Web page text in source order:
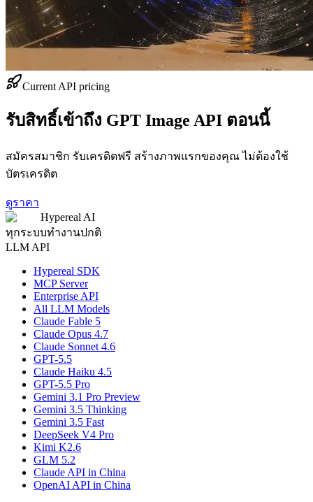
Current API pricing
รับสิทธิ์เข้าถึง GPT Image API ตอนนี้
สมัครสมาชิก รับเครดิตฟรี สร้างภาพแรกของคุณ ไม่ต้องใช้
บัตรเครดิต
ดูราคา
Hypereal AI
ทุกระบบทำงานปกติ
LLM API
Hypereal SDK
MCP Server
Enterprise API
All LLM Models
Claude Fable 5
Claude Opus 4.7
Claude Sonnet 4.6
GPT-5.5
Claude Haiku 4.5
GPT-5.5 Pro
Gemini 3.1 Pro Preview
Gemini 3.5 Thinking
Gemini 3.5 Fast
DeepSeek V4 Pro
Kimi K2.6
GLM 5.2
Claude API in China
OpenAI API in China